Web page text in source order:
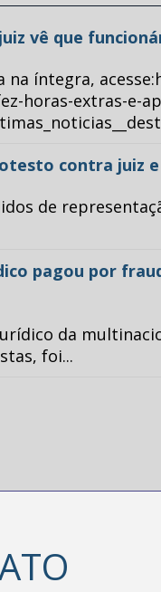
vê que
na íntegra,
horas-extras-e-
contra juiz
de
pagou por
da
foi...